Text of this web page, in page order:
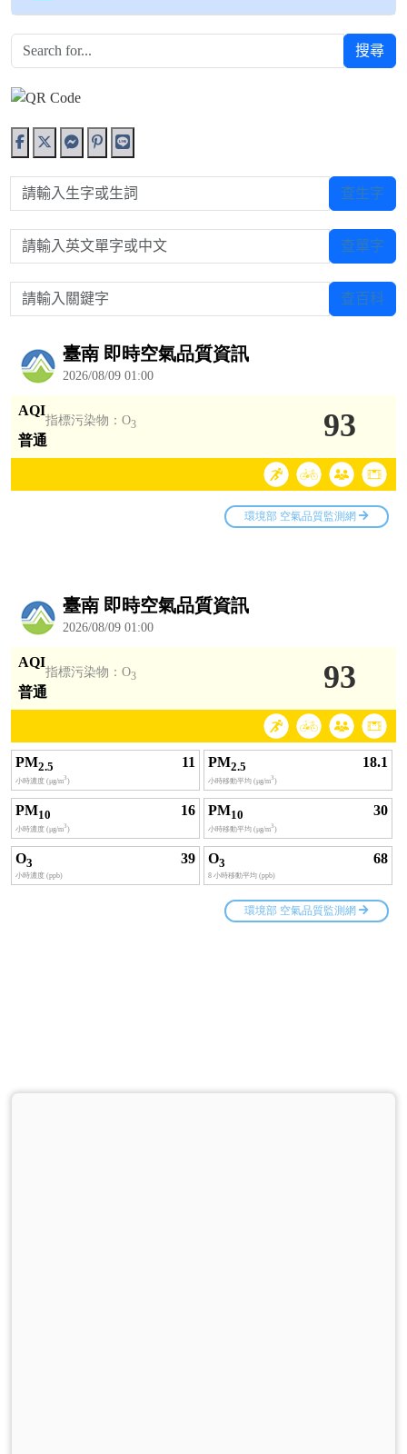
搜尋
請輸入生字或生詞 查生字
請輸入英文單字或中文 查單字
請輸入關鍵字 查百科